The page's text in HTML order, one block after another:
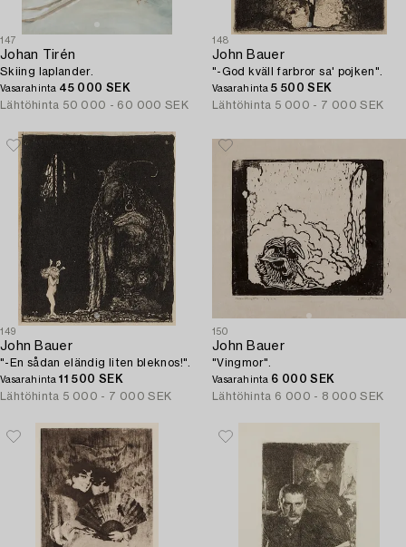
147
Johan Tirén
Skiing laplander.
Vasarahinta 45 000 SEK
Lähtöhinta 50 000 - 60 000 SEK
148
John Bauer
"-God kväll farbror sa' pojken".
Vasarahinta5 500 SEK
Lähtöhinta 5 000 - 7 000 SEK
149
John Bauer
"-En sådan eländig liten bleknos!".
Vasarahinta11 500 SEK
Lähtöhinta 5 000 - 7 000 SEK
150
John Bauer
"Vingmor".
Vasarahinta 6 000 SEK
Lähtöhinta 6 000 - 8 000 SEK